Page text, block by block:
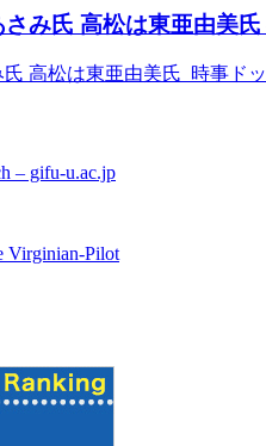
み氏 高松は東亜由美
高松は東亜由美氏 時事ド
– gifu-u.ac.jp
Virginian-Pilot